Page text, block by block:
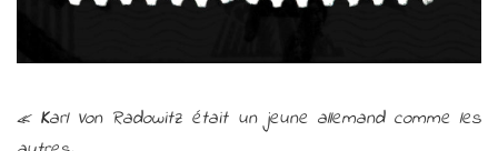
« Karl Von Radowitz était un jeune allemand comme les